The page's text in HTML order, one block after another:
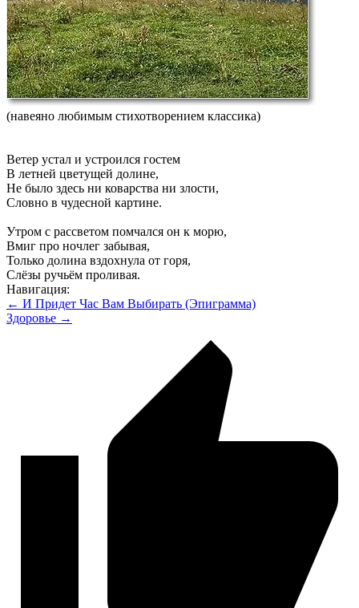
(навеяно любимым стихотворением классика)
Ветер устал и устроился гостем
В летней цветущей долине,
Не было здесь ни коварства ни злости,
Словно в чудесной картине.
Утром с рассветом помчался он к морю,
Вмиг про ночлег забывая,
Только долина вздохнула от горя,
Слёзы ручьём проливая.
Навигация:
← И Придет Час Вам Выбирать (Эпиграмма)
Здоровье →